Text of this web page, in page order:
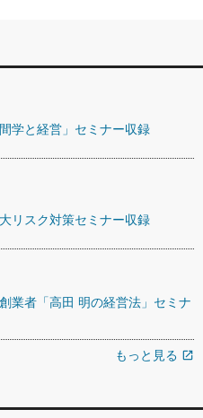
学と経営」セミナー収録
リスク対策セミナー収録
業者「高田 明の経営法」セミナ
もっと見る open_in_new